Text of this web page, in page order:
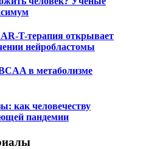
T-терапия открывает
нейробластомы
в метаболизме
как человечеству
пандемии